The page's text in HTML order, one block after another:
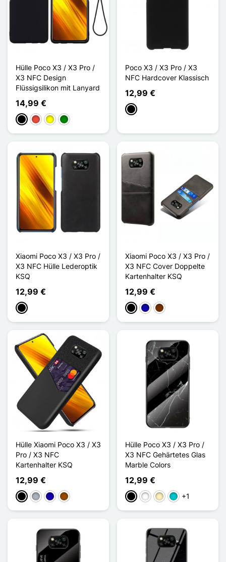
Hülle Poco X3 / X3 Pro /
X3 NFC Design
Flüssigsilikon mit Lanyard
14,99 €
Schwarz
Rot GelbGrün
Poco X3 / X3 Pro / X3
NFC Hardcover Klassisch
12,99 €
Schwarz
Xiaomi Poco X3 / X3 Pro /
X3 NFC Hülle Lederoptik
KSQ
12,99 €
Schwarz
Xiaomi Poco X3 / X3 Pro /
X3 NFC Cover Doppelte
Kartenhalter KSQ
12,99 €
SchwarzDunkelblau
Kaffee
Hülle Xiaomi Poco X3 / X3
Pro / X3 NFC
Kartenhalter KSQ
12,99 €
Schwarz
GrauDunkelblau
Braun
Hülle Poco X3 / X3 Pro /
X3 NFC Gehärtetes Glas
Marble Colors
12,99 €
Schwarz
WeißGoldenTürkis
+1